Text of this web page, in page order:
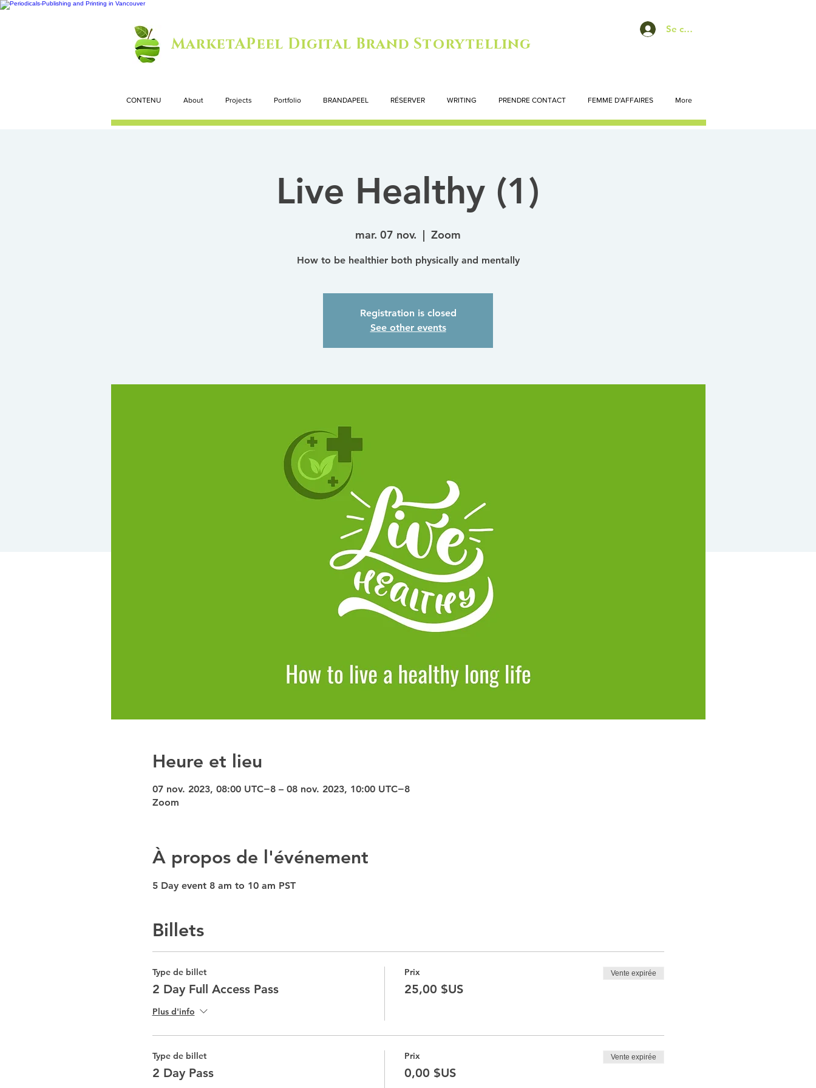
Se connecter
MarketAPeel Digital Brand Storytelling
CONTENU About Projects Portfolio BRANDAPEEL RÉSERVER WRITING PRENDRE CONTACT FEMME D'AFFAIRES More
Live Healthy (1)
mar. 07 nov.
  |
Zoom
How to be healthier both physically and mentally
Registration is closed
See other events
Heure et lieu
07 nov. 2023, 08:00 UTC−8 – 08 nov. 2023, 10:00 UTC−8
Zoom
À propos de l'événement
5 Day event 8 am to 10 am PST
Billets
Type de billet
2 Day Full Access Pass
Plus d'info
Prix
25,00 $US
Vente expirée
Type de billet
2 Day Pass
Prix
0,00 $US
Vente expirée